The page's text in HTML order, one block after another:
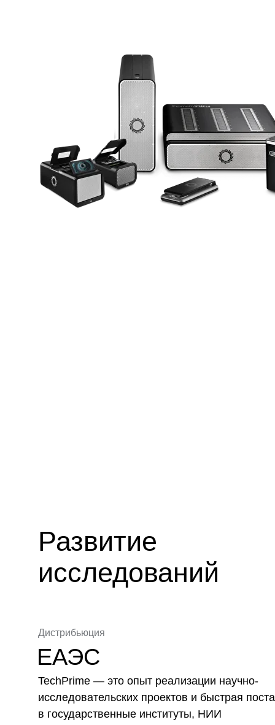
TechPrime — это опыт реализации научно-
исследовательских проектов и быстрая
в государственные институты, НИИ
ЕАЭС
Дистрибьюция
Развитие
исследований